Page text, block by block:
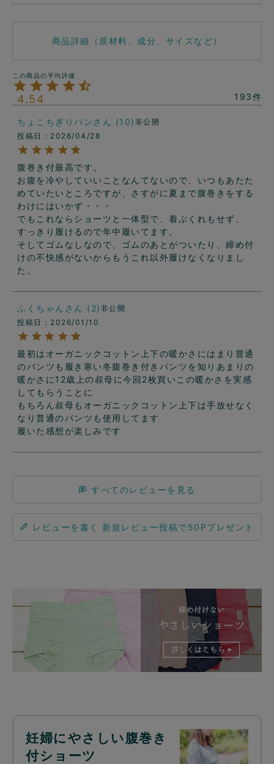
商品詳細（原材料、成分、サイズなど）
4.54 193
ちょこちぎりパン 10 非公開
投稿日
2026/04/28
腹巻き付最高です。
お腹を冷やしていいことなんてないので、いつもあたた
めていたいところですが、さすがに夏まで腹巻きをする
わけにはいかず・・・
でもこれならショーツと一体型で、着ぶくれもせず、
すっきり履けるので年中履いてます。
そしてゴムなしなので、ゴムのあとがついたり、締め付
けの不快感がないからもうこれ以外履けなくなりまし
た。
ふくちゃん 2 非公開
投稿日
2026/01/10
最初はオーガニックコットン上下の暖かさにはまり普通
のパンツも履き寒い冬腹巻き付きパンツを知りあまりの
暖かさに12歳上の叔母に今回2枚買いこの暖かさを実感
してもらうことに
もちろん叔母もオーガニックコットン上下は手放せなく
なり普通のパンツも使用してます
履いた感想が楽しみです
すべてのレビューを見る
レビューを書く
妊婦にやさしい腹巻き
付ショーツ